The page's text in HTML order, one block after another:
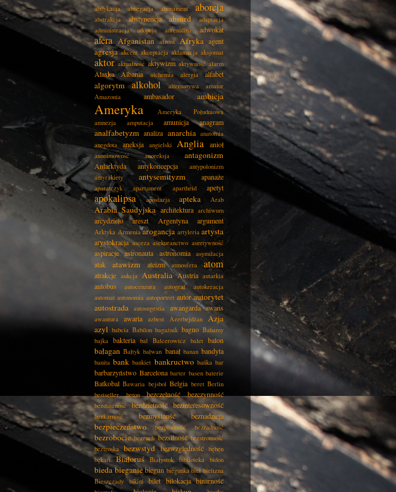
abdykacja abnegacja abonament aborcja
abstrakcja abstynencja absurd
adaptacja
administracja
adopcja adrenalina adwokat
afera Afganistan afront Afryka agent
agresja akcent akceptacja aklamacja aksjomat
aktor aktualność aktywizm aktywność alarm
Alaska Albania alchemia alergia alfabet
algorytm alkohol alternatywa
amator
Amazonia
ambasador ambicja
Ameryka
Ameryka Południowa
amnezja
amputacja amunicja anagram
analfabetyzm analiza anarchia anatomia
anegdota
aneksja angielski Anglia anioł
anonimowość anoreksja antagonizm
Antarktyda antykoncepcja
antypolonizm
antyrakiety
antysemityzm apanaże
aparatczyk apartament apartheid apetyt
apokalipsa apostazja apteka Arab
Arabia Saudyjska architektura archiwum
arcydzieło areszt Argentyna argument
Arktyka Armenia arogancja artyleria artysta
arystokracja asceza asekuranctwo asertywność
aspiracje astronauta astronomia asymilacja
atak atawizm ateizm atmosfera atom
atrakcje aukcja Australia Austria autarkia
autobus autocenzura autograf
autokreacja
automat autonomia autoportret autor autorytet
autostrada autosugestia awangarda awans
awantura awaria azbest Azerbejdżan
Azja
azyl babcia Babilon bagażnik bagno Bahamy
bajka bakteria bal Balcerowicz balet balon
bałagan Bałtyk bałwan banał banan bandyta
banita bank bankiet bankructwo bańka bar
barbarzyństwo Barcelona barter basen baterie
Batkobal Bawaria bejsbol Belgia beret Berlin
bestseller
beton bezczelność bezczynność
bezduszność bezdzietność bezinteresowność
bezkarność bezmyślność beznadzieja
bezpieczeństwo bezpłodność bezradność
bezrobocie bezruch bezsilność bezstronność
beztroska bezwstyd bezwzględność bęben
bękart
Białoruś Białystok biblioteka bidon
bieda bieganie biegun biegunka biel bielizna
Bieszczady
bikini bilet bilokacja binarność